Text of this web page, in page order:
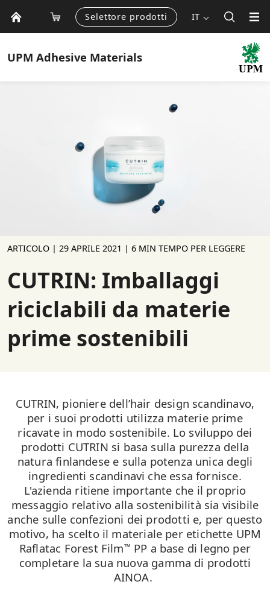
Selettore prodotti IT
UPM Adhesive Materials
ARTICOLO | 29 APRILE 2021 | 6 MIN TEMPO PER LEGGERE
CUTRIN: Imballaggi
riciclabili da materie
prime sostenibili
CUTRIN, pioniere dell’hair design scandinavo,
per i suoi prodotti utilizza materie prime
ricavate in modo sostenibile. Lo sviluppo dei
prodotti CUTRIN si basa sulla purezza della
natura finlandese e sulla potenza unica degli
ingredienti scandinavi che essa fornisce.
L'azienda ritiene importante che il proprio
messaggio relativo alla sostenibilità sia visibile
anche sulle confezioni dei prodotti e, per questo
motivo, ha scelto il materiale per etichette UPM
Raflatac Forest Film™ PP a base di legno per
completare la sua nuova gamma di prodotti
AINOA.